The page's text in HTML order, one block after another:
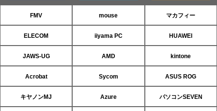
FMV mouse マカフィー
ELECOM iiyama PC HUAWEI
JAWS-UG AMD kintone
Acrobat Sycom ASUS ROG
キヤノンMJ Azure パソコンSEVEN